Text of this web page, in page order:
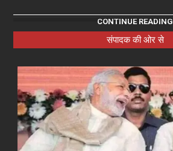
CONTINUE READING
संपादक की ओर से